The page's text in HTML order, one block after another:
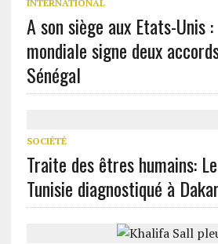
INTERNATIONAL
A son siège aux Etats-Unis
mondiale signe deux
Sénégal
SOCIÉTÉ
Traite des êtres humains:
Tunisie diagnostiqué à Dakar